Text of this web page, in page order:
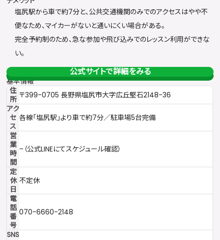
塩尻駅から車で約7分と、公共交通機関のみでのアクセスはやや不
便なため、マイカーがないと通いにくい場合がある。
完全予約制のため、急な参加や飛び込みでのレッスン利用ができな
い。
公式サイトで詳細をみる
基本情報
住
所 〒399-0705 長野県塩尻市大字広丘堅石2148-36
アク
セ
ス
各線「塩尻駅」より車で約7分／駐車場5台完備
営
業
時
間
–（公式LINEにてスケジュール確認）
定
休
日
不定休
電
話
番
号
070-6660-2148
SNS